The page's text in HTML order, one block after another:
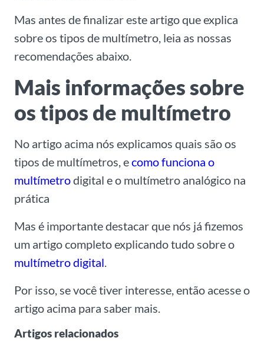
Mas antes de finalizar este artigo que explica
sobre os tipos de multímetro, leia as nossas
recomendações abaixo.
Mais informações sobre
os tipos de multímetro
No artigo acima nós explicamos quais são os
tipos de multímetros, ecomo funciona o
multímetrodigital e o multímetro analógico na
prática
Mas é importante destacar que nós já fizemos
um artigo completo explicando tudo sobre o
multímetro digital.
Por isso, se você tiver interesse, então acesse o
artigo acima para saber mais.
Artigos relacionados